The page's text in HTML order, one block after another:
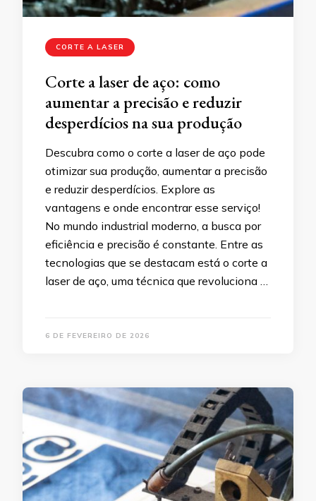
CORTE A LASER
Corte a laser de aço: como
aumentar a precisão e reduzir
desperdícios na sua produção
Descubra como o corte a laser de aço pode
otimizar sua produção, aumentar a precisão
e reduzir desperdícios. Explore as
vantagens e onde encontrar esse serviço!
No mundo industrial moderno, a busca por
eficiência e precisão é constante. Entre as
tecnologias que se destacam está o corte a
laser de aço, uma técnica que revoluciona …
6 DE FEVEREIRO DE 2026